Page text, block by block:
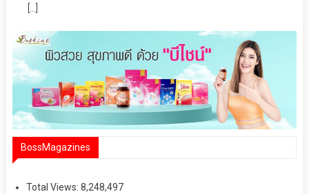
BossMagazines
Total Views: 8,248,497